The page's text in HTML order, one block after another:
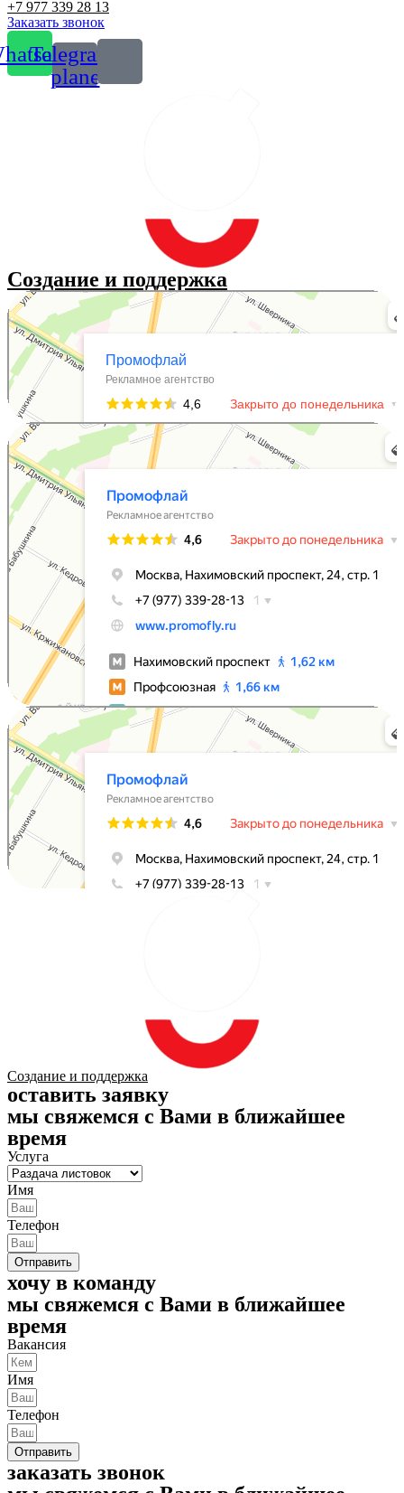
+7 977 339 28 13
Заказать звонок
Telegram-
plane
Создание и поддержка
Промофлай
Рекламное агентство в Москве
Промофлай
Рекламное агентство в Москве
Промофлай
Рекламное агентство в Москве
Создание и поддержка
оставить заявку
мы свяжемся с Вами в ближайшее
время
Услуга
Имя
Телефон
Отправить
хочу в команду
мы свяжемся с Вами в ближайшее
время
Вакансия
Имя
Телефон
Отправить
заказать звонок